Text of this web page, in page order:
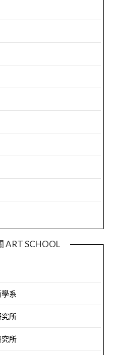
ART SCHOOL
系
所
所